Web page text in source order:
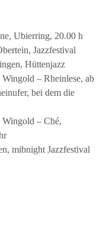
Ubierring, 20.00 h
Jazzfestival
Hüttenjazz
– Rheinlese, ab
bei dem die
Wingold – Ché,
mibnight Jazzfestival